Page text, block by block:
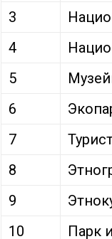
3
4
5
6
7
8
9
10
Парк